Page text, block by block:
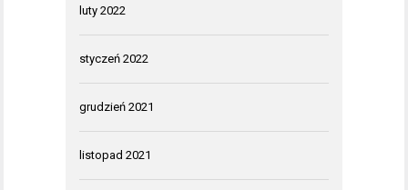
luty 2022
styczeń 2022
grudzień 2021
listopad 2021